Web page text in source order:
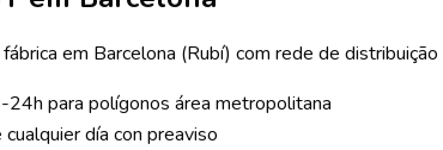
em Barcelona (Rubí) com rede de
para polígonos área metropolitana
día con preaviso